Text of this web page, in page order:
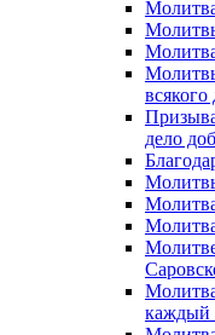
всякого
дело
каждый